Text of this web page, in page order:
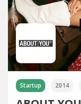
Startup 2014